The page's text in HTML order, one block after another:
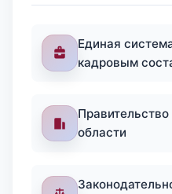
Единая
кадровым
области